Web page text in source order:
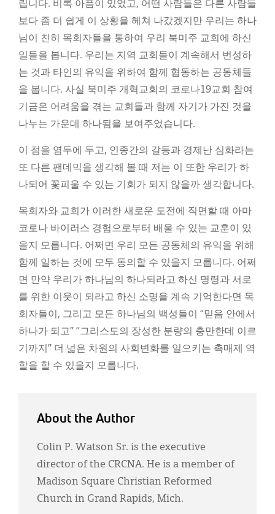
립니다. 비록 아픔이 있었고, 어떤 사람들은 다른 사람들
보다 좀 더 쉽게 이 상황을 헤쳐 나갔겠지만 우리는 하나
님이 친히 목회자들을 통하여 우리 북미주 교회에 하신
일들을 봅니다. 우리는 지역 교회들이 계속해서 번성하
는 것과 타인의 유익을 위하여 함께 협동하는 공동체들
을 봅니다. 사실 북미주 개혁교회의 코로나19교회 참여
기금은 어려움을 겪는 교회들과 함께 자기가 가진 것을
나누는 가운데 하나됨을 보여주었습니다.
이 점을 염두에 두고, 인종간의 갈등과 경제난 심화라는
또 다른 팬데믹을 생각해 볼 때 저는 이 또한 우리가 하
나되어 꽃피울 수 있는 기회가 되지 않을까 생각합니다.
목회자와 교회가 이러한 새로운 도전에 직면할 때 아마
코로나 바이러스 경험으로부터 배울 수 있는 교훈이 있
을지 모릅니다. 어쩌면 우리 모든 공동체의 유익을 위해
함께 일하는 것에 모두 동의할 수 있을지 모릅니다. 어쩌
면 만약 우리가 하나님의 하나되라고 하신 명령과 서로
를 위한 이웃이 되라고 하신 소명을 계속 기억한다면 목
회자들이, 그리고 모든 하나님의 백성들이 “믿음 안에서
하나가 되고” “그리스도의 장성한 분량의 충만한데 이르
기까지” 더 넓은 차원의 사회변화를 일으키는 촉매제 역
할을 할 수 있을지 모릅니다.
About the Author
Colin P. Watson Sr. is the executive
director of the CRCNA. He is a member of
Madison Square Christian Reformed
Church in Grand Rapids, Mich.